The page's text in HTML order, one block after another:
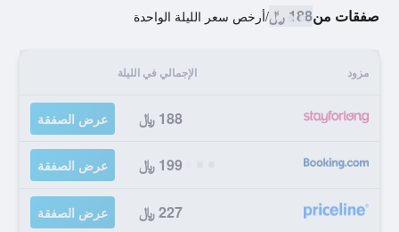
صفقات من188 ﷼ /أرخص سعر الليلة الواحدة
مزود الإجمالي في الليلة
188 ﷼ عرض الصفقة
199 ﷼ عرض الصفقة
227 ﷼ عرض الصفقة